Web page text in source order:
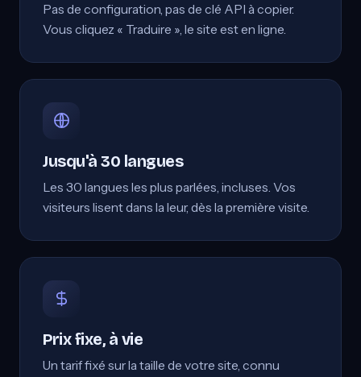
Pas de configuration, pas de clé API à copier.
Vous cliquez « Traduire », le site est en ligne.
Jusqu'à 30 langues
Les 30 langues les plus parlées, incluses. Vos
visiteurs lisent dans la leur, dès la première visite.
Prix fixe, à vie
Un tarif fixé sur la taille de votre site, connu